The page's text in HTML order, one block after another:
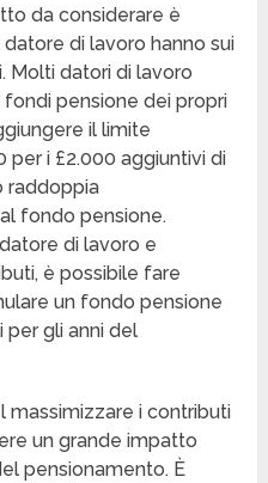
da considerare è
di lavoro hanno sui
Molti datori di lavoro
pensione dei propri
il limite
per i £2.000 aggiuntivi di
raddoppia
fondo pensione.
di lavoro e
è possibile fare
un fondo pensione
per gli anni del
massimizzare i contributi
un grande impatto
pensionamento. È